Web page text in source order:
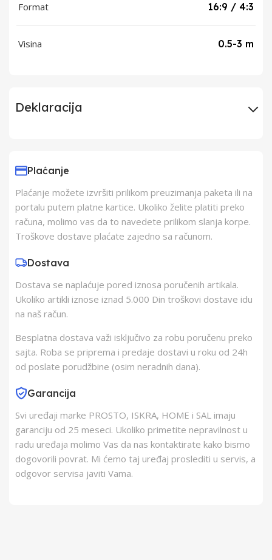
Format 16:9 / 4:3
Visina 0.5-3 m
Deklaracija
Proizvođač
Typhon Trade
Electronics Doo
Zemlja Uvoza Kina
Barkod
Plaćanje
Plaćanje možete izvršiti prilikom preuzimanja paketa ili na
portalu putem platne kartice. Ukoliko želite platiti preko
računa, molimo vas da to navedete prilikom slanja korpe.
Troškove dostave plaćate zajedno sa računom.
Dostava
Dostava se naplaćuje pored iznosa poručenih artikala.
Ukoliko artikli iznose iznad 5.000 Din troškovi dostave idu
na naš račun.
Besplatna dostava važi isključivo za robu poručenu preko
sajta. Roba se priprema i predaje dostavi u roku od 24h
od poslate porudžbine (osim neradnih dana).
Garancija
Svi uređaji marke PROSTO, ISKRA, HOME i SAL imaju
garanciju od 25 meseci. Ukoliko primetite nepravilnost u
radu uređaja molimo Vas da nas kontaktirate kako bismo
dogovorili povrat. Mi ćemo taj uređaj proslediti u servis, a
odgovor servisa javiti Vama.